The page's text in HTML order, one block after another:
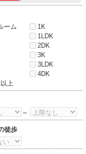
ーム
1K
1LDK
2DK
3K
3LDK
4DK
上
～
徒歩